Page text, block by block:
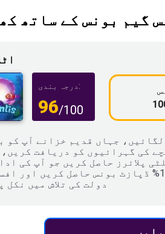
گیم بونس کے ساتھ
درجہ بندی:
96/100
جہاں قدیم خزانے آپ کو
کی گہرائیوں کو دریافت
پلائرز حاصل کریں جو آپ کی
کو نمایاں طور پر بڑھا سکتے ہیں۔ اپنا 100% ڈپازٹ بونس حاصل کریں
دولت کی تلاش میں نکل